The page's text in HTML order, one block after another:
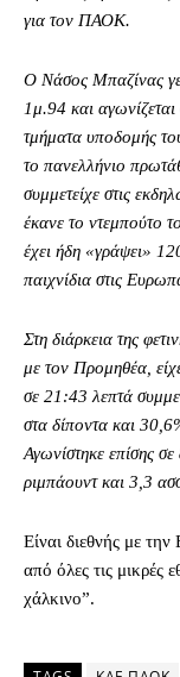
για τον ΠΑΟΚ.
Ο Νάσος Μπαζίνας
1μ.94 και
τμήματα υποδομής
το πανελλήνιο
συμμετείχε στις
έκανε το ντεμπούτο
έχει ήδη «γράψει»
παιχνίδια στις
Στη διάρκεια της
με τον Προμηθέα,
σε 21:43 λεπτά
στα δίποντα και
Αγωνίστηκε επίσης
ριμπάουντ και 3,3
Είναι διεθνής με
από όλες τις μικρές
χάλκινο”.